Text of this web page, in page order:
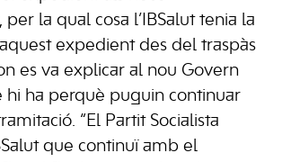
per la qual cosa l’IBSalut tenia la
expedient des del traspàs
es va explicar al nou Govern
hi ha perquè puguin continuar
“El Partit Socialista
que continuï amb el